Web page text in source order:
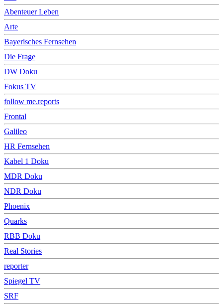
Abenteuer Leben
Arte
Bayerisches Fernsehen
Die Frage
DW Doku
Fokus TV
follow me.reports
Frontal
Galileo
HR Fernsehen
Kabel 1 Doku
MDR Doku
NDR Doku
Phoenix
Quarks
RBB Doku
Real Stories
reporter
Spiegel TV
SRF